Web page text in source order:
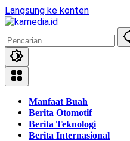
Langsung ke konten
Manfaat Buah
Berita Otomotif
Berita Teknologi
Berita Internasional